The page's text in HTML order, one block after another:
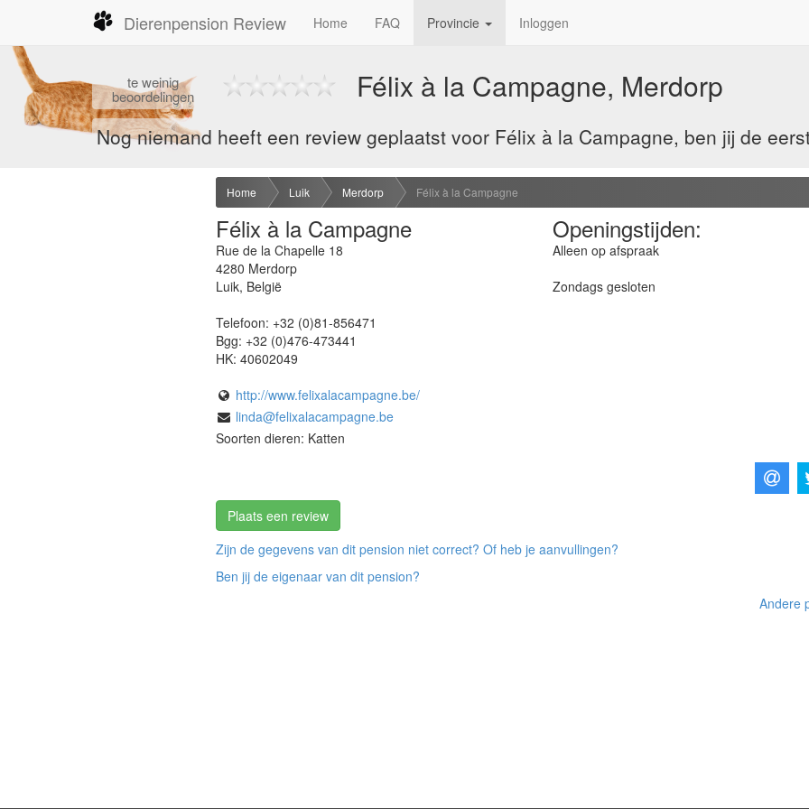
Dierenpension Review Home FAQ Provincie Inloggen
teweinig
beoordelingen Félix à la Campagne, Merdorp
Nog niemand heeft een review geplaatst voor Félix à la Campagne, ben jij de
Home Luik Merdorp Félix à la Campagne
Félix à la Campagne
Rue de la Chapelle 18
4280 Merdorp
Luik, België
Telefoon: +32 (0)81-856471
Bgg: +32 (0)476-473441
HK: 40602049
http://www.felixalacampagne.be/
linda@felixalacampagne.be
Soorten dieren: Katten
Openingstijden:
Alleen op afspraak
Zondags gesloten
Plaats een review
Zijn de gegevens van dit pension niet correct? Of heb je aanvullingen?
Ben jij de eigenaar van dit pension?
Andere